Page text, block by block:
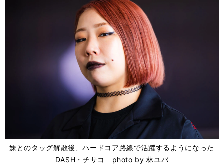
妹とのタッグ解散後、ハードコア路線で活躍するようになった
DASH・チサコ photo by 林ユバ